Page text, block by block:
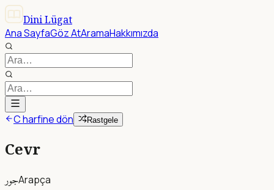
Dini Lügat
Ana SayfaGöz AtAramaHakkımızda
C harfine dön Rastgele
Cevr
جورArapça